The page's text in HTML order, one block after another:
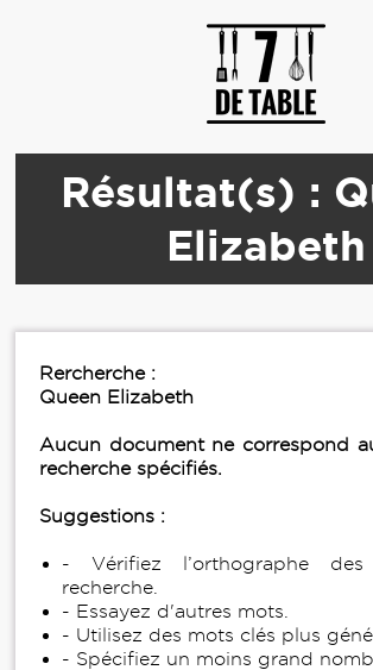
Résultat(s) :
Elizabeth
Rercherche :
Queen Elizabeth
Aucun document ne correspond
recherche spécifiés.
Suggestions :
- Vérifiez l’orthographe
recherche.
- Essayez d'autres mots.
- Utilisez des mots clés plus
- Spécifiez un moins grand